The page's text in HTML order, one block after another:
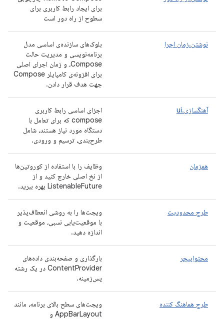
برای ایجاد رابط کاربری برای
سطوح از راه دور است
نوشتن.زمان اجرا
بلوک‌های سازنده‌ی اساسی مدل
برنامه‌نویسی و مدیریت حالت
Compose، و زمان اجرای اصلی
برای افزونه‌ی کامپایلر Compose
جهت هدف قرار دادن.
آهنگسازی.ui
اجزای اساسی رابط کاربری
compose که برای تعامل با
دستگاه مورد نیاز هستند، شامل
طرح‌بندی، ترسیم و ورودی.
همزمان
وظایف را با استفاده از کوروتین‌ها
از نخ اصلی خارج کنید و از
ListenableFuture بهره ببرید.
طرح محدودیت
ویجت‌ها را به روشی انعطاف‌پذیر
با موقعیت‌یابی نسبی، موقعیت و
اندازه دهید.
محتواپیجر
بارگذاری و صفحه‌بندی داده‌های
ContentProvider در یک رشته
پس‌زمینه.
طرح هماهنگ کننده
ویجت‌های سطح بالای برنامه، مانند
AppBarLayout و